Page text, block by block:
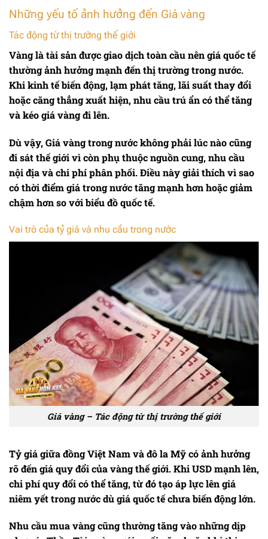
Những yếu tố ảnh hưởng đến Giá vàng
Tác động từ thị trường thế giới
Vàng là tài sản được giao dịch toàn cầu nên giá quốc tế
thường ảnh hưởng mạnh đến thị trường trong nước.
Khi kinh tế biến động, lạm phát tăng, lãi suất thay đổi
hoặc căng thẳng xuất hiện, nhu cầu trú ẩn có thể tăng
và kéo giá vàng đi lên.
Dù vậy,Giá vàngtrong nước không phải lúc nào cũng
đi sát thế giới vì còn phụ thuộc nguồn cung, nhu cầu
nội địa và chi phí phân phối. Điều này giải thích vì sao
có thời điểm giá trong nước tăng mạnh hơn hoặc giảm
chậm hơn so với biểu đồ quốc tế.
Vai trò của tỷ giá và nhu cầu trong nước
Giá vàng – Tác động từ thị trường thế giới
Tỷ giá giữa đồng Việt Nam và đô la Mỹ có ảnh hưởng
rõ đến giá quy đổi của vàng thế giới. Khi USD mạnh lên,
chi phí quy đổi có thể tăng, từ đó tạo áp lực lên giá
niêm yết trong nước dù giá quốc tế chưa biến động lớn.
Nhu cầu mua vàng cũng thường tăng vào những dịp